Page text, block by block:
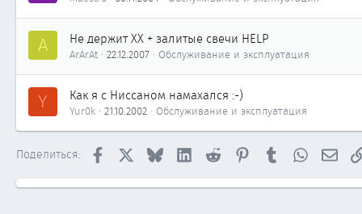
A Не держит ХХ + залитые свечи HELP
ArArAt 22.12.2007 Обслуживание и эксплуатация
Y Как я с Ниссаном намахался :-)
Yur0k 21.10.2002 Обслуживание и эксплуатация
Поделиться: Facebook Bluesky LinkedInReddit PinterestTumblrWhatsApp